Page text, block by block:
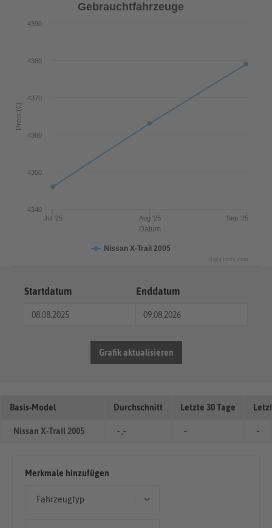
Datum
Preis (€)
Gebrauchtfahrzeuge
Nissan X-Trail 2005
Jul '25 Aug '25 Sep '25
4340
4350
4360
4370
4380
4390
Highcharts.com
Startdatum Enddatum
Grafik aktualisieren
Basis-Model Durchschnitt Letzte 30 Tage
Nissan X-Trail 2005 - ,- - -
Merkmale hinzufügen
Fahrzeugtyp